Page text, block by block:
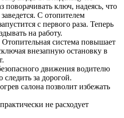
поворачивать ключ, надеясь, что
С отопителем
с первого раза. Теперь
на работу.
система повышает
внезапную остановку в
движения водителю
за дорогой.
салона позволит избежать
не расходует